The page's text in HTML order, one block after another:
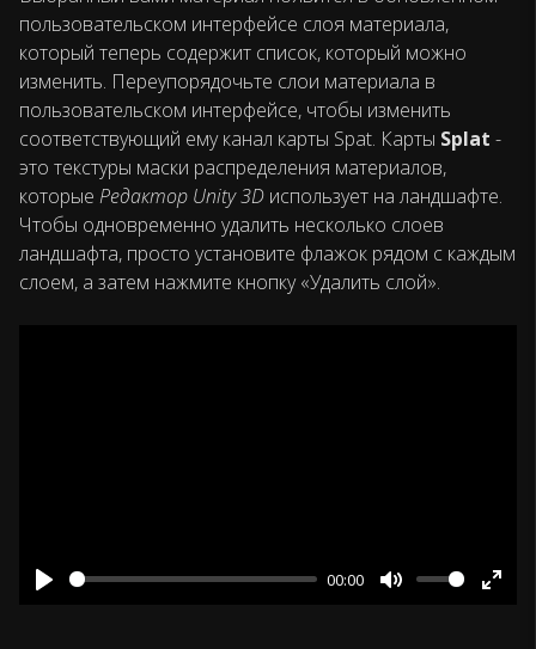
пользовательском интерфейсе слоя материала,
который теперь содержит список, который можно
изменить. Переупорядочьте слои материала в
пользовательском интерфейсе, чтобы изменить
соответствующий ему канал карты Spat. Карты Splat -
это текстуры маски распределения материалов,
которые Редактор Unity 3D использует на ландшафте.
Чтобы одновременно удалить несколько слоев
ландшафта, просто установите флажок рядом с каждым
слоем, а затем нажмите кнопку «Удалить слой».
00:00